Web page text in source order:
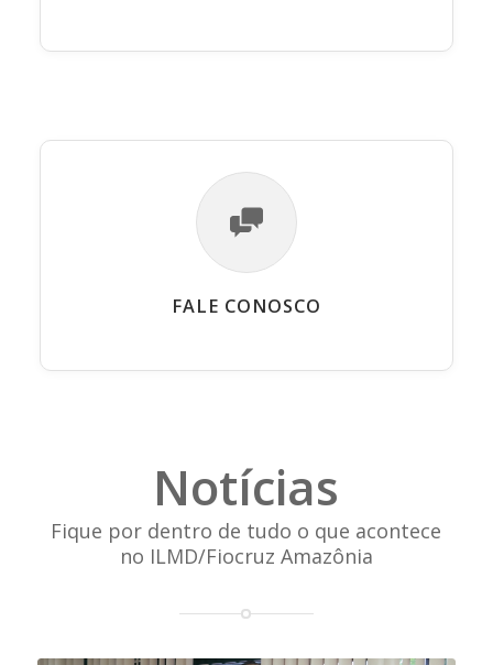
FALE CONOSCO
Notícias
Fique por dentro de tudo o que acontece
no ILMD/Fiocruz Amazônia